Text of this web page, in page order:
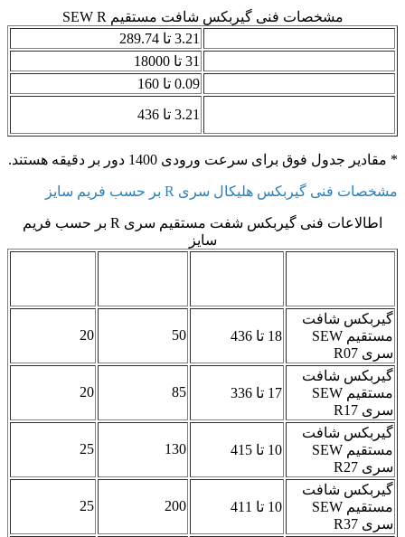
مشخصات فنی گیربکس شافت مستقیم SEW R
3.21 تا 289.74
31 تا 18000
0.09 تا 160
3.21 تا 436
* مقادیر جدول فوق برای سرعت ورودی 1400 دور بر دقیقه هستند.
مشخصات فنی گیربکس هلیکال سری R بر حسب فریم سایز
اطالاعات فنی گیربکس شفت مستقیم سری R بر حسب فریم
سایز
گیربکس شافت
مستقیم SEW
سری R07
18 تا 436 50
20
گیربکس شافت
مستقیم SEW
سری R17
17 تا 336 85
20
گیربکس شافت
مستقیم SEW
سری R27
10 تا 415 130
25
گیربکس شافت
مستقیم SEW
سری R37
10 تا 411 200
25